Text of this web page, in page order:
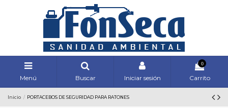
Menú Buscar Iniciar sesión
0
Carrito
Inicio PORTACEBOS DE SEGURIDAD PARA RATONES